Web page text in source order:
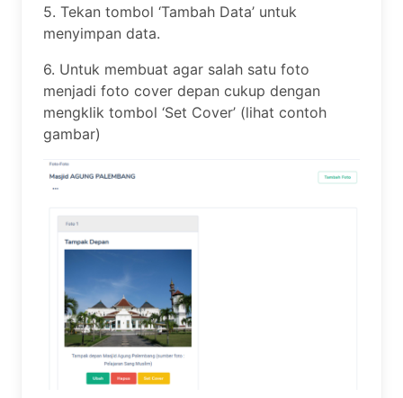
5. Tekan tombol ‘Tambah Data’ untuk
menyimpan data.
6. Untuk membuat agar salah satu foto
menjadi foto cover depan cukup dengan
mengklik tombol ‘Set Cover’ (lihat contoh
gambar)